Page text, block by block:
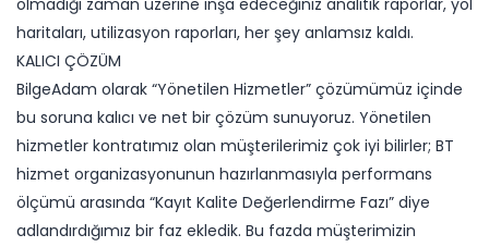
olmadığı zaman üzerine inşa edeceğiniz analitik raporlar, yol
haritaları, utilizasyon raporları, her şey anlamsız kaldı.
KALICI ÇÖZÜM
BilgeAdam olarak “Yönetilen Hizmetler” çözümümüz içinde
bu soruna kalıcı ve net bir çözüm sunuyoruz. Yönetilen
hizmetler kontratımız olan müşterilerimiz çok iyi bilirler; BT
hizmet organizasyonunun hazırlanmasıyla performans
ölçümü arasında “Kayıt Kalite Değerlendirme Fazı” diye
adlandırdığımız bir faz ekledik. Bu fazda müşterimizin